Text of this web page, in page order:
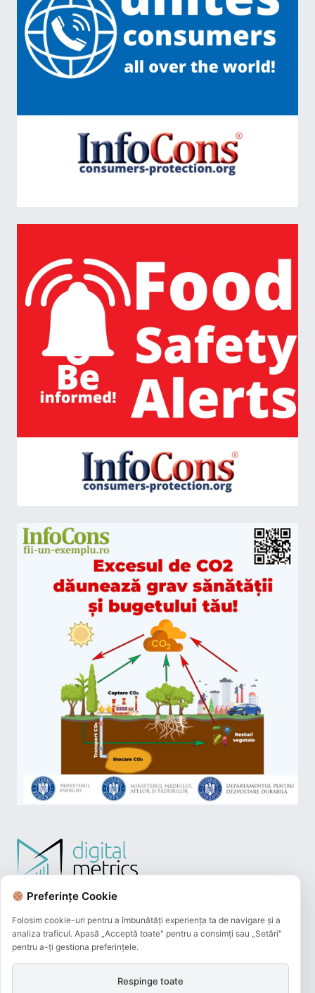
Preferințe Cookie
Folosim cookie-uri pentru a îmbunătăți experiența ta de navigare și a
analiza traficul. Apasă „Acceptă toate" pentru a consimți sau „Setări"
pentru a-ți gestiona preferințele.
Respinge toate